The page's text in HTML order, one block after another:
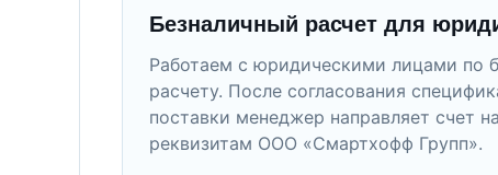
Безналичный расчет для
Работаем с юридическими лицами по
расчету. После согласования
поставки менеджер направляет счет
реквизитам ООО «Смартхофф Групп».